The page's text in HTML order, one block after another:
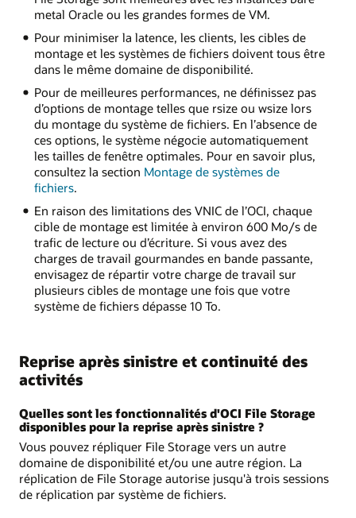
metal Oracle ou les grandes formes de VM.
Pour minimiser la latence, les clients, les cibles de
montage et les systèmes de fichiers doivent tous être
dans le même domaine de disponibilité.
Pour de meilleures performances, ne définissez pas
d’options de montage telles que rsize ou wsize lors
du montage du système de fichiers. En l’absence de
ces options, le système négocie automatiquement
les tailles de fenêtre optimales. Pour en savoir plus,
consultez la section Montage de systèmes de
fichiers.
En raison des limitations des VNIC de l’OCI, chaque
cible de montage est limitée à environ 600 Mo/s de
trafic de lecture ou d’écriture. Si vous avez des
charges de travail gourmandes en bande passante,
envisagez de répartir votre charge de travail sur
plusieurs cibles de montage une fois que votre
système de fichiers dépasse 10 To.
Reprise après sinistre et continuité des
activités
Quelles sont les fonctionnalités d'OCI File Storage
disponibles pour la reprise après sinistre ?
Vous pouvez répliquer File Storage vers un autre
domaine de disponibilité et/ou une autre région. La
réplication de File Storage autorise jusqu'à trois sessions
de réplication par système de fichiers.